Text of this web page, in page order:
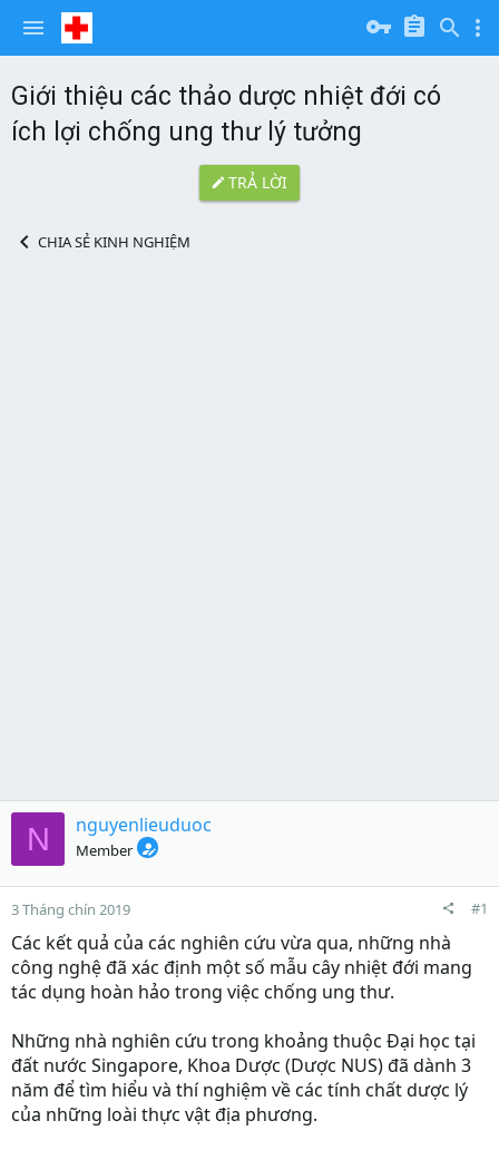
Giới thiệu các thảo dược nhiệt đới có
ích lợi chống ung thư lý tưởng
TRẢ LỜI
CHIA SẺ KINH NGHIỆM
N nguyenlieuduoc
Member
3 Tháng chín 2019 #1
Các kết quả của các nghiên cứu vừa qua, những nhà
công nghệ đã xác định một số mẫu cây nhiệt đới mang
tác dụng hoàn hảo trong việc chống ung thư.
Những nhà nghiên cứu trong khoảng thuộc Đại học tại
đất nước Singapore, Khoa Dược (Dược NUS) đã dành 3
năm để tìm hiểu và thí nghiệm về các tính chất dược lý
của những loài thực vật địa phương.